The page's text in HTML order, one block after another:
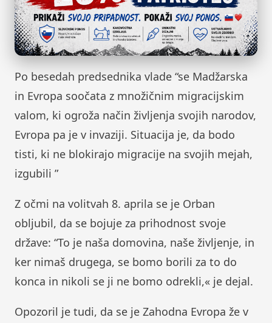
Po besedah ​​predsednika vlade “se Madžarska
in Evropa soočata z množičnim migracijskim
valom, ki ogroža način življenja svojih narodov,
Evropa pa je v invaziji. Situacija je, da bodo
tisti, ki ne blokirajo migracije na svojih mejah,
izgubili ”
Z očmi na volitvah 8. aprila se je Orban
obljubil, da se bojuje za prihodnost svoje
države: “To je naša domovina, naše življenje, in
ker nimaš drugega, se bomo borili za to do
konca in nikoli se ji ne bomo odrekli,« je dejal.
Opozoril je tudi, da se je Zahodna Evropa že v